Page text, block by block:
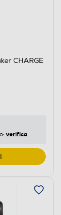
CHARGE
verifica